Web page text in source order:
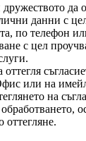
да
данни с
по телефон
с цел
или на
на
оттегляне.